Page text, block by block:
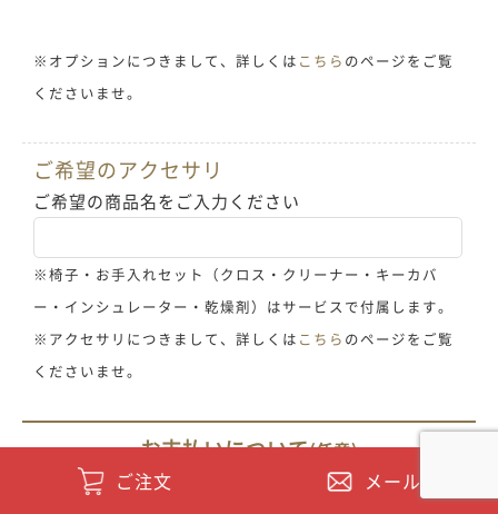
※オプションにつきまして、詳しくは こちら のページをご覧
くださいませ。
ご希望のアクセサリ
ご希望の商品名をご入力ください
※椅子・お手入れセット（クロス・クリーナー・キーカバ
ー・インシュレーター・乾燥剤）はサービスで付属します。
※アクセサリにつきまして、詳しくは こちら のページをご覧
くださいませ。
お支払いについて(任意)
ご注文 メール